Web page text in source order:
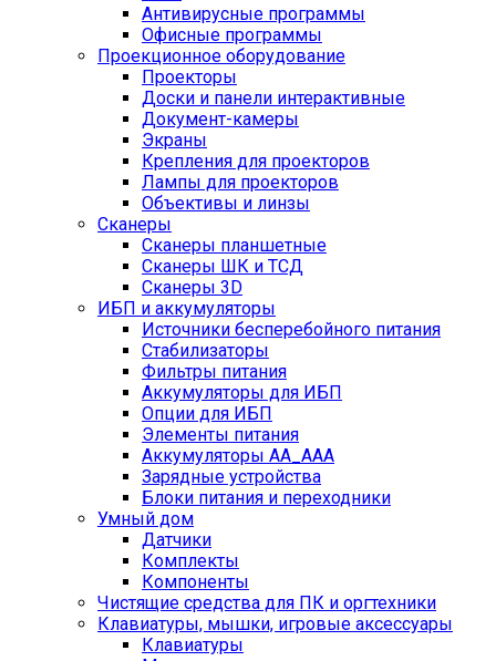
Антивирусные программы
Офисные программы
Проекционное оборудование
Проекторы
Доски и панели интерактивные
Документ-камеры
Экраны
Крепления для проекторов
Лампы для проекторов
Объективы и линзы
Сканеры
Сканеры планшетные
Сканеры ШК и ТСД
Сканеры 3D
ИБП и аккумуляторы
Источники бесперебойного питания
Стабилизаторы
Фильтры питания
Аккумуляторы для ИБП
Опции для ИБП
Элементы питания
Аккумуляторы AA_AAA
Зарядные устройства
Блоки питания и переходники
Умный дом
Датчики
Комплекты
Компоненты
Чистящие средства для ПК и оргтехники
Клавиатуры, мышки, игровые аксессуары
Клавиатуры